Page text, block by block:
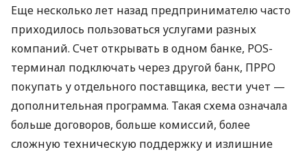
Еще несколько лет назад предпринимателю часто
приходилось пользоваться услугами разных
компаний. Счет открывать в одном банке, POS-
терминал подключать через другой банк, ПРРО
покупать у отдельного поставщика, вести учет —
дополнительная программа. Такая схема означала
больше договоров, больше комиссий, более
сложную техническую поддержку и излишние